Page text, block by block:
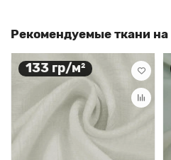
Рекомендуемые ткани на
133 гр/м²